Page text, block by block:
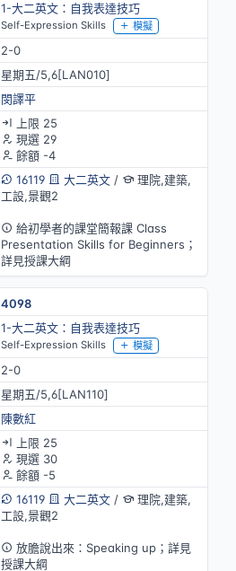
1-大二英文：自我表達技巧
Self-Expression Skills 模擬
2-0
星期五/5,6[LAN010]
閔譯平
上限 25
現選 29
餘額 -4
16119
大二英文/
理院,建築,
工設,景觀2
給初學者的課堂簡報課 Class
Presentation Skills for Beginners；
詳見授課大綱
4098
1-大二英文：自我表達技巧
Self-Expression Skills 模擬
2-0
星期五/5,6[LAN110]
陳數紅
上限 25
現選 30
餘額 -5
16119
大二英文/
理院,建築,
工設,景觀2
放膽說出來：Speaking up；詳見
授課大綱